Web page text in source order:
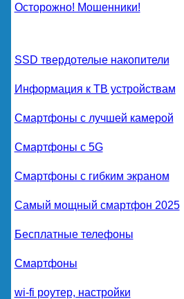
Осторожно! Мошенники!
SSD твердотелые накопители
Информация к ТВ устройствам
Смартфоны с лучшей камерой
Смартфоны с 5G
Смартфоны с гибким экраном
Самый мощный смартфон 2025
Бесплатные телефоны
Смартфоны
wi-fi роутер, настройки